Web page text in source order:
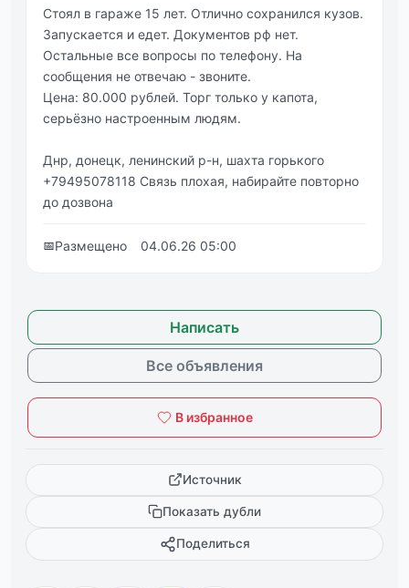
Стоял в гараже 15 лет. Отлично сохранился кузов.
Запускается и едет. Документов рф нет.
Остальные все вопросы по телефону. На
сообщения не отвечаю - звоните.
Цена: 80.000 рублей. Торг только у капота,
серьёзно настроенным людям.
Днр, донецк, ленинский р-н, шахта горького
+79495078118 Связь плохая, набирайте повторно
до дозвона
📅Размещено 04.06.26 05:00
Написать
Все объявления
В избранное
Источник
Показать дубли
Поделиться